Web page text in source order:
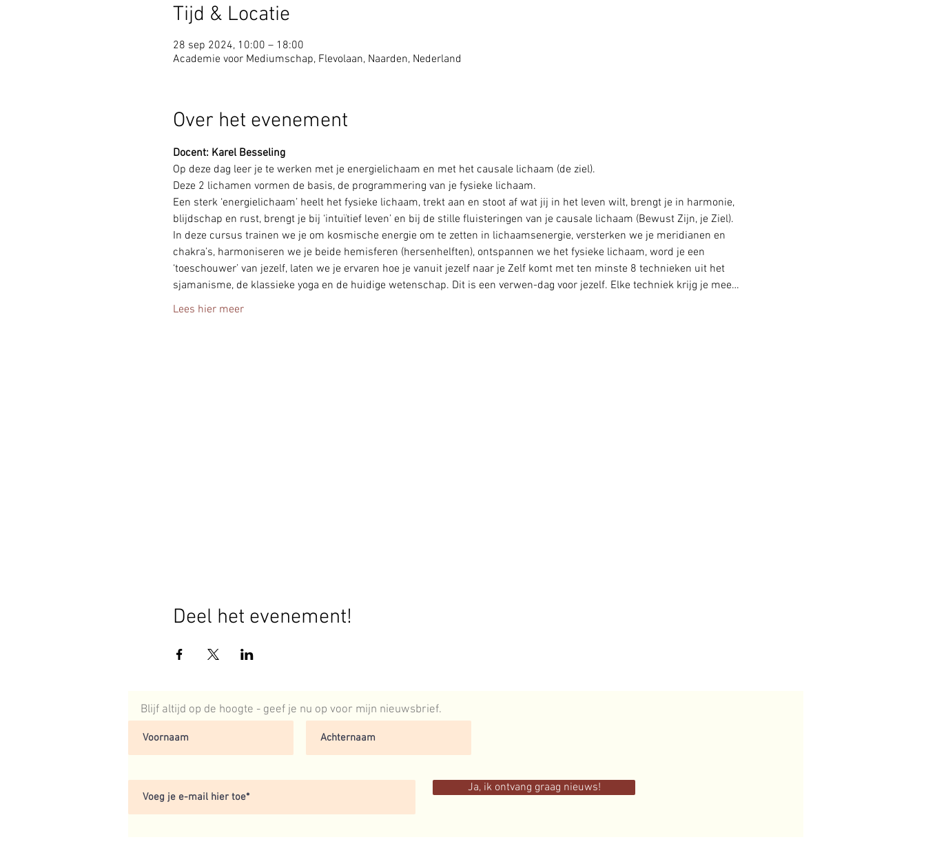
Tijd & Locatie
28 sep 2024, 10:00 – 18:00
Academie voor Mediumschap, Flevolaan, Naarden, Nederland
Over het evenement
Docent: Karel Besseling
Op deze dag leer je te werken met je energielichaam en met het causale lichaam (de ziel).
Deze 2 lichamen vormen de basis, de programmering van je fysieke lichaam.
Een sterk ‘energielichaam’ heelt het fysieke lichaam, trekt aan en stoot af wat jij in het leven wilt, brengt je in harmonie,
blijdschap en rust, brengt je bij ‘intuïtief leven’ en bij de stille fluisteringen van je causale lichaam (Bewust Zijn, je Ziel).
In deze cursus trainen we je om kosmische energie om te zetten in lichaamsenergie, versterken we je meridianen en
chakra’s, harmoniseren we je beide hemisferen (hersenhelften), ontspannen we het fysieke lichaam, word je een
‘toeschouwer’ van jezelf, laten we je ervaren hoe je vanuit jezelf naar je Zelf komt met ten minste 8 technieken uit het
sjamanisme, de klassieke yoga en de huidige wetenschap. Dit is een verwen-dag voor jezelf. Elke techniek krijg je mee…
Lees hier meer
Deel het evenement!
Blijf altijd op de hoogte - geef je nu op voor mijn nieuwsbrief.
Ja, ik ontvang graag nieuws!